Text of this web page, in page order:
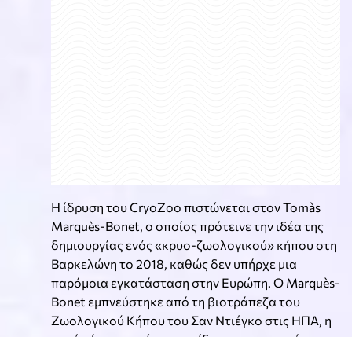
Η ίδρυση του CryoZoo πιστώνεται στον Tomàs
Marquès-Bonet, ο οποίος πρότεινε την ιδέα της
δημιουργίας ενός «κρυο-ζωολογικού» κήπου στη
Βαρκελώνη το 2018, καθώς δεν υπήρχε μια
παρόμοια εγκατάσταση στην Ευρώπη. Ο Marquès-
Bonet εμπνεύστηκε από τη βιοτράπεζα του
Ζωολογικού Κήπου του Σαν Ντιέγκο στις ΗΠΑ, η